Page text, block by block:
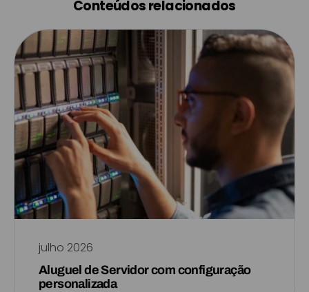
Conteúdos relacionados
julho 2026
Aluguel de Servidor com configuração
personalizada